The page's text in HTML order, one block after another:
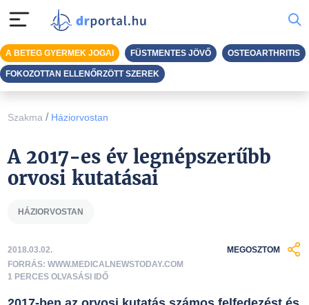
Szakma / Háziorvostan
A 2017-es év legnépszerűbb
orvosi kutatásai
HÁZIORVOSTAN
2018.03.02.
FORRÁS: WWW.MEDICALNEWSTODAY.COM
1 PERCES OLVASÁSI IDŐ
MEGOSZTOM
A BETEG GYERMEK JOGAI FÜSTMENTES JÖVŐ OSTEOARTHRITIS
FOKOZOTTAN ELLENŐRZÖTT SZEREK